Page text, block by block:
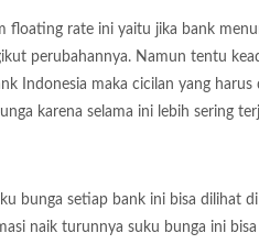
floating rate ini yaitu jika bank
perubahannya. Namun tentu
Indonesia maka cicilan yang
karena selama ini lebih sering
bunga setiap bank ini bisa dilihat
naik turunnya suku bunga ini